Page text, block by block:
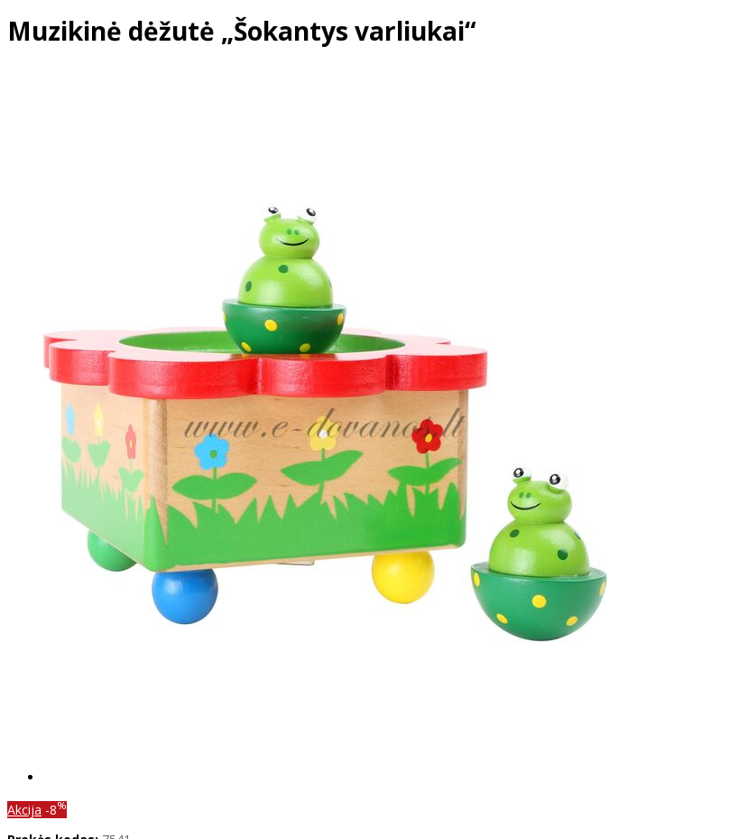
Muzikinė dėžutė „Šokantys varliukai“
Akcija -8%